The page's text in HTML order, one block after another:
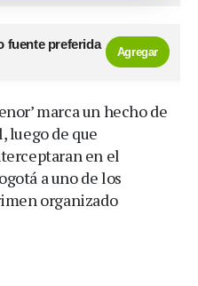
fuente preferida
Agregar
marca un hecho de
luego de que
en el
a uno de los
organizado